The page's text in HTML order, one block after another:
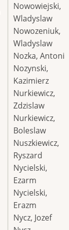
Nowowiejski,
Wladyslaw
Nowozeniuk,
Wladyslaw
Nozka, Antoni
Nozynski,
Kazimierz
Nurkiewicz,
Zdzislaw
Nurkiewicz,
Boleslaw
Nuszkiewicz,
Ryszard
Nycielski,
Ezarm
Nycielski,
Erazm
Nycz, Jozef